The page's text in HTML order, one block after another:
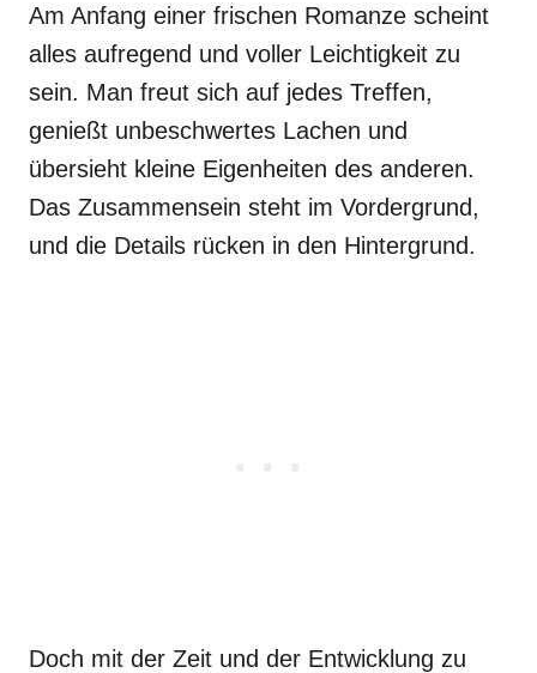
Am Anfang einer frischen Romanze scheint
alles aufregend und voller Leichtigkeit zu
sein. Man freut sich auf jedes Treffen,
genießt unbeschwertes Lachen und
übersieht kleine Eigenheiten des anderen.
Das Zusammensein steht im Vordergrund,
und die Details rücken in den Hintergrund.
Doch mit der Zeit und der Entwicklung zu